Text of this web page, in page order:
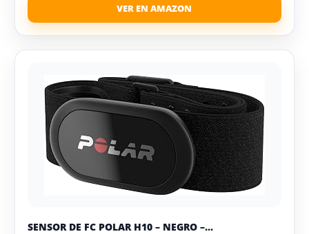
SENSOR DE FC POLAR H10 – NEGRO –...